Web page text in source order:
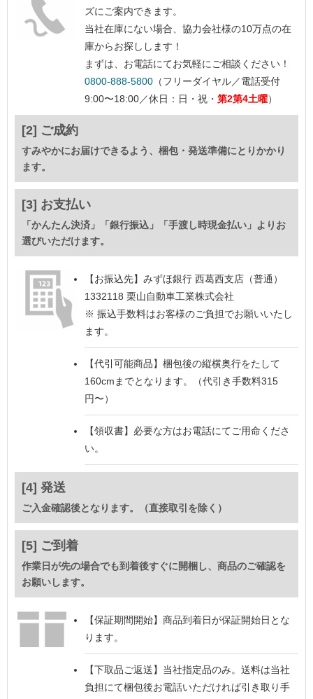
ズにご案内できます。
当社在庫にない場合、協力会社様の10万点の在
庫からお探しします！
まずは、お電話にてお気軽にご相談ください！
0800-888-5800 （フリーダイヤル／電話受付
9:00〜18:00／休日：日・祝・ 第2第4土曜）
[2] ご成約
すみやかにお届けできるよう、梱包・発送準備にとりかかり
ます。
[3] お支払い
「かんたん決済」「銀行振込」「手渡し時現金払い」よりお
選びいただけます。
【お振込先】 みずほ銀行 西葛西支店（普通）
1332118 栗山自動車工業株式会社
※ 振込手数料はお客様のご負担でお願いいたし
ます。
【代引可能商品】 梱包後の縦横奥行をたして
160cmまでとなります。（代引き手数料315
円〜）
【領収書】 必要な方はお電話にてご用命くださ
い。
[4] 発送
ご入金確認後となります。（直接取引を除く）
[5] ご到着
作業日が先の場合でも到着後すぐに開梱し、商品のご確認を
お願いします。
【保証期間開始】 商品到着日が保証開始日とな
ります。
【下取品ご返送】 当社指定品のみ。送料は当社
負担にて梱包後お電話いただければ引き取り手